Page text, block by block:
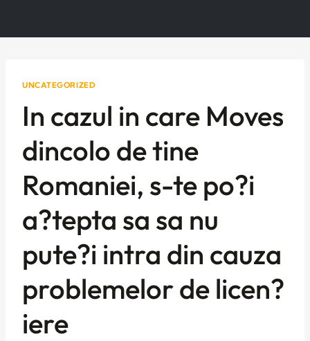
UNCATEGORIZED
In cazul in care Moves
dincolo de tine
Romaniei, s-te po?i
a?tepta sa sa nu
pute?i intra din cauza
problemelor de licen?
iere